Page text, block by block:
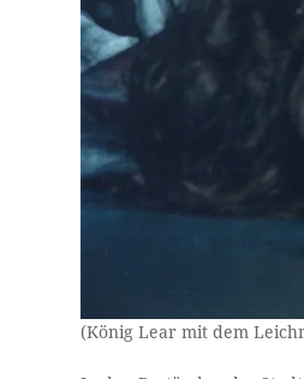
(König Lear mit dem